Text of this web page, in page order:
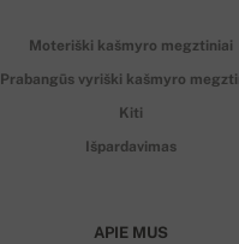
Moteriški kašmyro megztiniai
Prabangūs vyriški kašmyro
Kiti
Išpardavimas
APIE MUS